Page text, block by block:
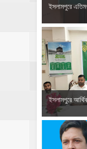
‎ইসলামপুরে
ইসলামপুরে